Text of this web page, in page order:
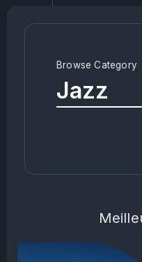
Browse Category
Jazz